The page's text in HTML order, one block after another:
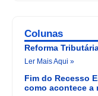
Colunas
Reforma
Ler Mais Aqui »
Fim do Recesso
como acontece a